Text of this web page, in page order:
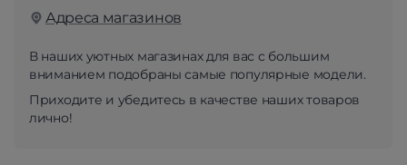
Адреса магазинов
В наших уютных магазинах для вас с большим
вниманием подобраны самые популярные модели.
Приходите и убедитесь в качестве наших товаров
лично!